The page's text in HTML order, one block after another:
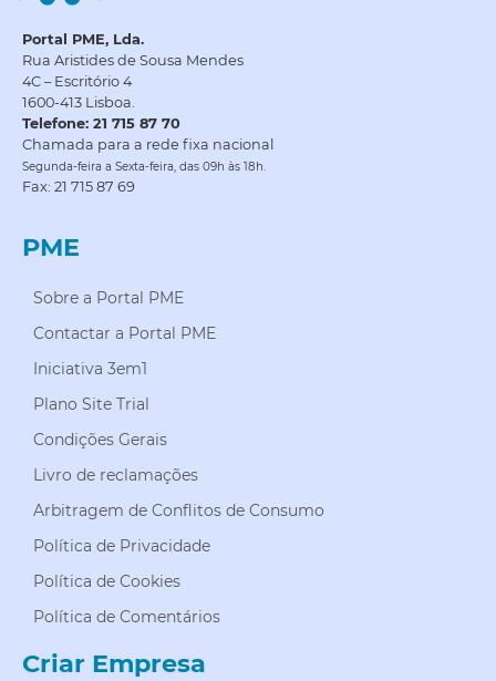
Portal PME, Lda.
Rua Aristides de Sousa Mendes
4C – Escritório 4
1600-413 Lisboa.
Telefone: 21 715 87 70
Chamada para a rede fixa nacional
Segunda-feira a Sexta-feira, das 09h às 18h.
Fax: 21 715 87 69
PME
Sobre a Portal PME
Contactar a Portal PME
Iniciativa 3em1
Plano Site Trial
Condições Gerais
Livro de reclamações
Arbitragem de Conflitos de Consumo
Política de Privacidade
Política de Cookies
Política de Comentários
Criar Empresa